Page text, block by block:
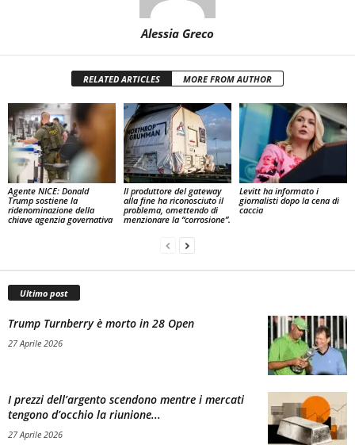
Alessia Greco
RELATED ARTICLES MORE FROM AUTHOR
Agente NICE: Donald
Trump sostiene la
ridenominazione della
chiave agenzia governativa
Il produttore del gateway
alla fine ha riconosciuto il
problema, omettendo di
menzionare la “corrosione”.
Levitt ha informato i
giornalisti dopo la cena di
caccia
Ultimo post
Trump Turnberry è morto in 28 Open
27 Aprile 2026
I prezzi dell’argento scendono mentre i mercati
tengono d’occhio la riunione...
27 Aprile 2026